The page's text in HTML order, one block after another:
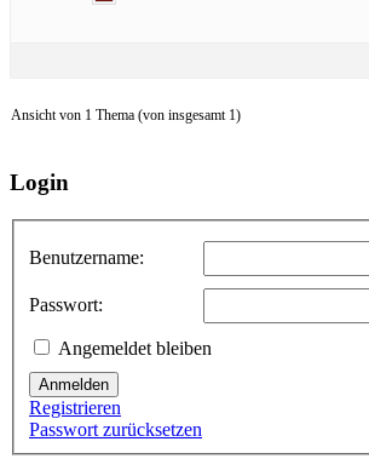
Ansicht von 1 Thema (von insgesamt 1)
Login
Benutzername:
Passwort:
Angemeldet bleiben
Anmelden
Registrieren
Passwort zurücksetzen